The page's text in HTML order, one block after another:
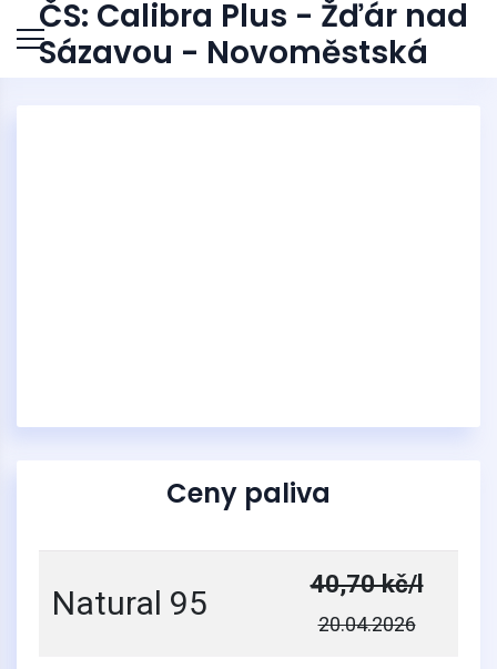
ČS: Calibra Plus - Žďár nad
Sázavou - Novoměstská
Ceny paliva
Natural 95 40,70 kč/l
20.04.2026